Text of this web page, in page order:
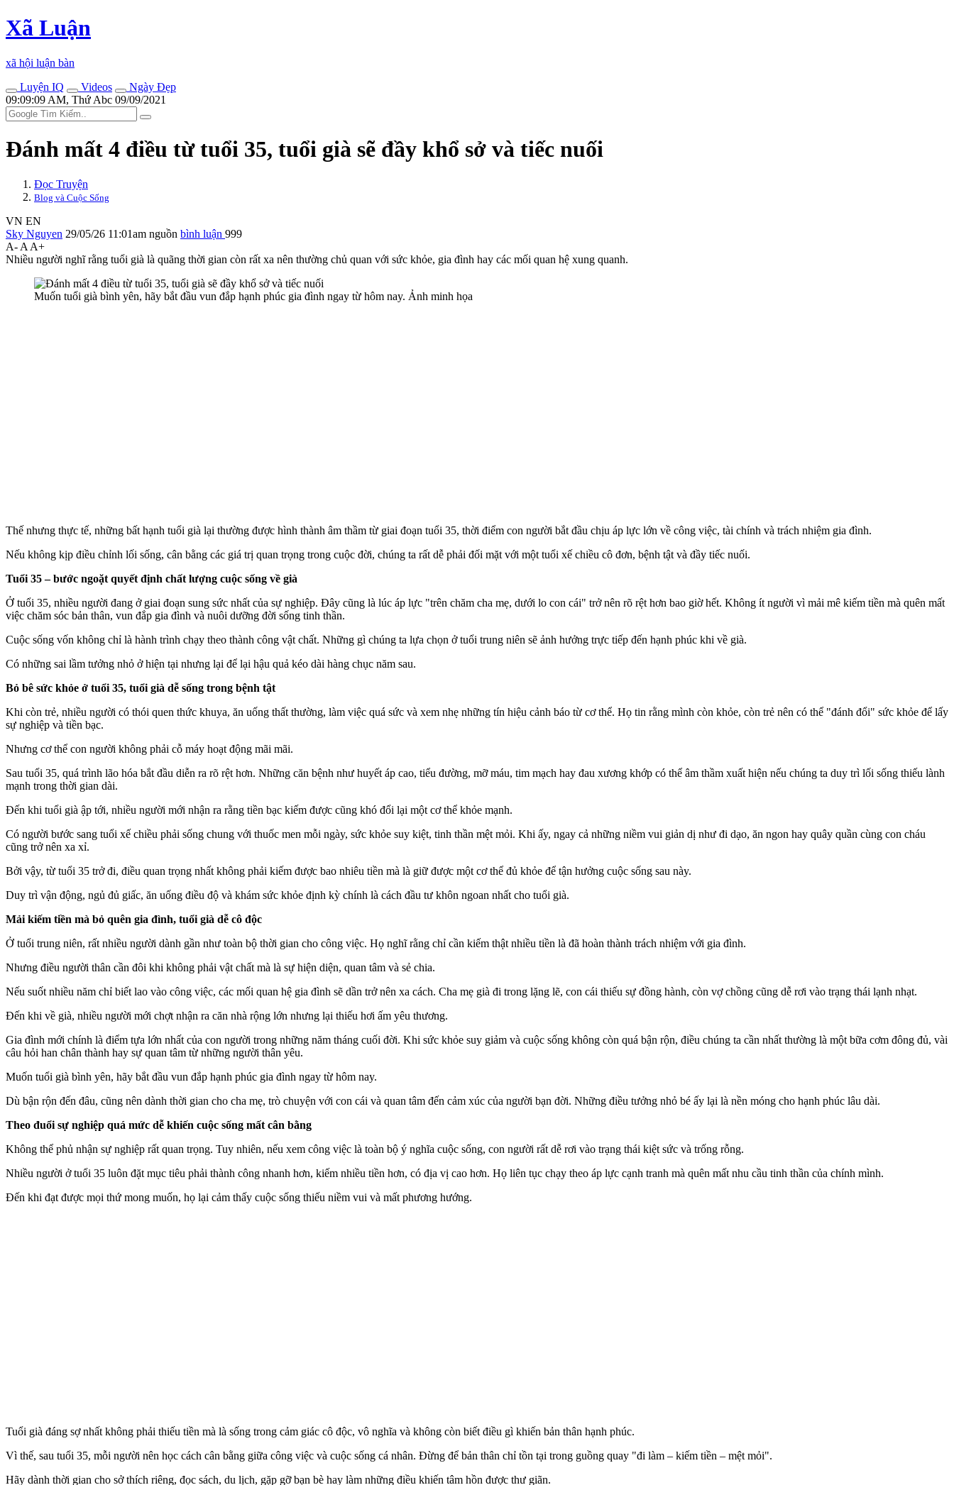
Xã Luận
xã hội luận bàn
Luyện IQ
Videos
Ngày Đẹp
09:09:09 AM, Thứ Abc 09/09/2021
Đánh mất 4 điều từ tuổi 35, tuổi già sẽ đầy khổ sở và tiếc nuối
Đọc Truyện
Blog và Cuộc Sống
VN EN
Sky Nguyen 29/05/26 11:01am nguồn bình luận 999
A- A A+
Nhiều người nghĩ rằng tuổi già là quãng thời gian còn rất xa nên thường chủ quan với sức khỏe, gia đình hay các mối quan hệ xung quanh.
Muốn tuổi già bình yên, hãy bắt đầu vun đắp hạnh phúc gia đình ngay từ hôm nay. Ảnh minh họa
Thế nhưng thực tế, những bất hạnh tuổi già lại thường được hình thành âm thầm từ giai đoạn tuổi 35, thời điểm con người bắt đầu chịu áp lực lớn về công việc, tài chính và trách nhiệm gia đình.
Nếu không kịp điều chỉnh lối sống, cân bằng các giá trị quan trọng trong cuộc đời, chúng ta rất dễ phải đối mặt với một tuổi xế chiều cô đơn, bệnh tật và đầy tiếc nuối.
Tuổi 35 – bước ngoặt quyết định chất lượng cuộc sống về già
Ở tuổi 35, nhiều người đang ở giai đoạn sung sức nhất của sự nghiệp. Đây cũng là lúc áp lực "trên chăm cha mẹ, dưới lo con cái" trở nên rõ rệt hơn bao giờ hết. Không ít người vì mải mê kiếm tiền mà quên mất
việc chăm sóc bản thân, vun đắp gia đình và nuôi dưỡng đời sống tinh thần.
Cuộc sống vốn không chỉ là hành trình chạy theo thành công vật chất. Những gì chúng ta lựa chọn ở tuổi trung niên sẽ ảnh hưởng trực tiếp đến hạnh phúc khi về già.
Có những sai lầm tưởng nhỏ ở hiện tại nhưng lại để lại hậu quả kéo dài hàng chục năm sau.
Bỏ bê sức khỏe ở tuổi 35, tuổi già dễ sống trong bệnh tật
Khi còn trẻ, nhiều người có thói quen thức khuya, ăn uống thất thường, làm việc quá sức và xem nhẹ những tín hiệu cảnh báo từ c‌ơ th‌ể. Họ tin rằng mình còn khỏe, còn trẻ nên có thể "đánh đổi" sức khỏe để lấy
sự nghiệp và tiền bạc.
Nhưng c‌ơ th‌ể con người không phải cỗ máy hoạt động mãi mãi.
Sau tuổi 35, quá trình lão hóa bắt đầu diễn ra rõ rệt hơn. Những căn bệnh như huyết áp cao, tiểu đường, mỡ máu, tim mạch hay đau xương khớp có thể âm thầm xuất hiện nếu chúng ta duy trì lối sống thiếu lành
mạnh trong thời gian dài.
Đến khi tuổi già ập tới, nhiều người mới nhận ra rằng tiền bạc kiếm được cũng khó đổi lại một c‌ơ th‌ể khỏe mạnh.
Có người bước sang tuổi xế chiều phải sống chung với thuốc men mỗi ngày, sức khỏe suy kiệt, tinh thần mệt mỏi. Khi ấy, ngay cả những niềm vui giản dị như đi dạo, ăn ngon hay quây quần cùng con cháu
cũng trở nên xa xỉ.
Bởi vậy, từ tuổi 35 trở đi, điều quan trọng nhất không phải kiếm được bao nhiêu tiền mà là giữ được một c‌ơ th‌ể đủ khỏe để tận hưởng cuộc sống sau này.
Duy trì vận động, ngủ đủ giấc, ăn uống điều độ và khám sức khỏe định kỳ chính là cách đầu tư khôn ngoan nhất cho tuổi già.
Mải kiếm tiền mà bỏ quên gia đình, tuổi già dễ cô độc
Ở tuổi trung niên, rất nhiều người dành gần như toàn bộ thời gian cho công việc. Họ nghĩ rằng chỉ cần kiếm thật nhiều tiền là đã hoàn thành trách nhiệm với gia đình.
Nhưng điều người thân cần đôi khi không phải vật chất mà là sự hiện diện, quan tâm và sẻ chia.
Nếu suốt nhiều năm chỉ biết lao vào công việc, các mối quan hệ gia đình sẽ dần trở nên xa cách. Cha mẹ già đi trong lặng lẽ, con cái thiếu sự đồng hành, còn vợ chồng cũng dễ rơi vào trạng thái lạnh nhạt.
Đến khi về già, nhiều người mới chợt nhận ra căn nhà rộng lớn nhưng lại thiếu hơi ấm yêu thương.
Gia đình mới chính là điểm tựa lớn nhất của con người trong những năm tháng cuối đời. Khi sức khỏe suy giảm và cuộc sống không còn quá bận rộn, điều chúng ta cần nhất thường là một bữa cơm đông đủ, vài
câu hỏi han chân thành hay sự quan tâm từ những người thân yêu.
Muốn tuổi già bình yên, hãy bắt đầu vun đắp hạnh phúc gia đình ngay từ hôm nay.
Dù bận rộn đến đâu, cũng nên dành thời gian cho cha mẹ, trò chuyện với con cái và quan tâm đến cảm xúc của người bạn đời. Những điều tưởng nhỏ bé ấy lại là nền móng cho hạnh phúc lâu dài.
Theo đuổi sự nghiệp quá mức dễ khiến cuộc sống mất cân bằng
Không thể phủ nhận sự nghiệp rất quan trọng. Tuy nhiên, nếu xem công việc là toàn bộ ý nghĩa cuộc sống, con người rất dễ rơi vào trạng thái kiệt sức và trống rỗng.
Nhiều người ở tuổi 35 luôn đặt mục tiêu phải thành công nhanh hơn, kiếm nhiều tiền hơn, có địa vị cao hơn. Họ liên tục chạy theo áp lực cạnh tranh mà quên mất nhu cầu tinh thần của chính mình.
Đến khi đạt được mọi thứ mong muốn, họ lại cảm thấy cuộc sống thiếu niềm vui và mất phương hướng.
Tuổi già đáng sợ nhất không phải thiếu tiền mà là sống trong cảm giác cô độc, vô nghĩa và không còn biết điều gì khiến bản thân hạnh phúc.
Vì thế, sau tuổi 35, mỗi người nên học cách cân bằng giữa công việc và cuộc sống cá nhân. Đừng để bản thân chỉ tồn tại trong guồng quay "đi làm – kiếm tiền – mệt mỏi".
Hãy dành thời gian cho sở thích riêng, đọc sách, du lịch, gặp gỡ bạn bè hay làm những điều khiến tâm hồn được thư giãn.